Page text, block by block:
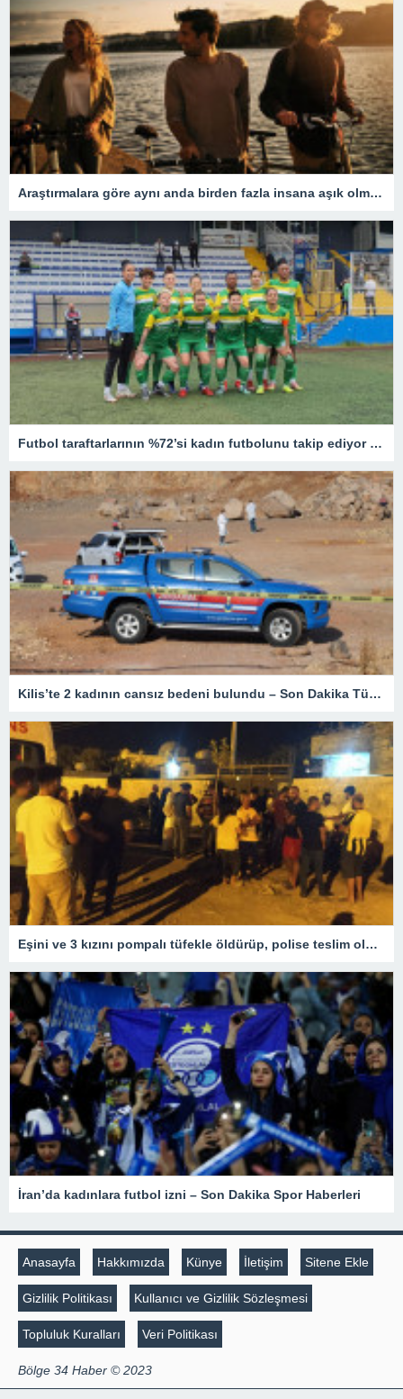
Araştırmalara göre aynı anda birden fazla insana aşık olmak mümkün
Futbol taraftarlarının %72’si kadın futbolunu takip ediyor – Son Dakika Spor Haberleri
Kilis’te 2 kadının cansız bedeni bulundu – Son Dakika Türkiye Haberleri
Eşini ve 3 kızını pompalı tüfekle öldürüp, polise teslim oldu – Son Dakika Türkiye Haberleri
İran’da kadınlara futbol izni – Son Dakika Spor Haberleri
Anasayfa Hakkımızda Künye İletişim Sitene Ekle
Gizlilik Politikası Kullanıcı ve Gizlilik Sözleşmesi
Topluluk Kuralları Veri Politikası
Bölge 34 Haber © 2023